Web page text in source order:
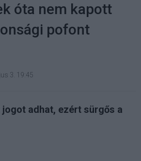
óta nem kapott
pofont
3. 19:45
jogot adhat, ezért sürgős a